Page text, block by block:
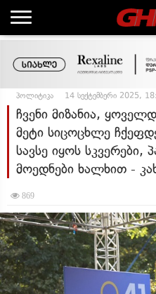
პოლიტიკა 14 სექტემბერი 2025,
ჩვენი მიზანია,
მეტი სიცოცხლე
სავსე იყოს
მოედნები ხალხით -
869